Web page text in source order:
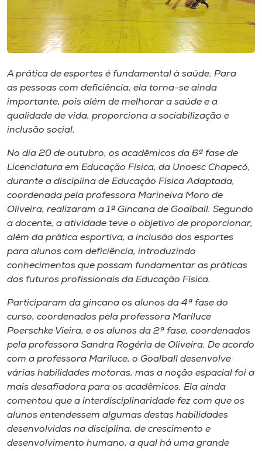
Editora
Museu
Unoesc
Selecione
o idioma
A prática de esportes é fundamental à saúde. Para
as pessoas com deficiência, ela torna-se ainda
importante, pois além de melhorar a saúde e a
qualidade de vida, proporciona a sociabilização e
inclusão social.
No dia 20 de outubro, os acadêmicos da 6ª fase de
Licenciatura em Educação Física, da Unoesc Chapecó,
durante a disciplina de Educação Física Adaptada,
coordenada pela professora Marineiva Moro de
Oliveira, realizaram a 1ª Gincana de Goalball. Segundo
a docente, a atividade teve o objetivo de proporcionar,
além da prática esportiva, a inclusão dos esportes
para alunos com deficiência, introduzindo
conhecimentos que possam fundamentar as práticas
dos futuros profissionais da Educação Física.
Participaram da gincana os alunos da 4ª fase do
curso, coordenados pela professora Mariluce
Poerschke Vieira, e os alunos da 2ª fase, coordenados
pela professora Sandra Rogéria de Oliveira. De acordo
com a professora Mariluce, o Goalball desenvolve
várias habilidades motoras, mas a noção espacial foi a
mais desafiadora para os acadêmicos. Ela ainda
comentou que a interdisciplinaridade fez com que os
alunos entendessem algumas destas habilidades
desenvolvidas na disciplina, de crescimento e
desenvolvimento humano, a qual há uma grande